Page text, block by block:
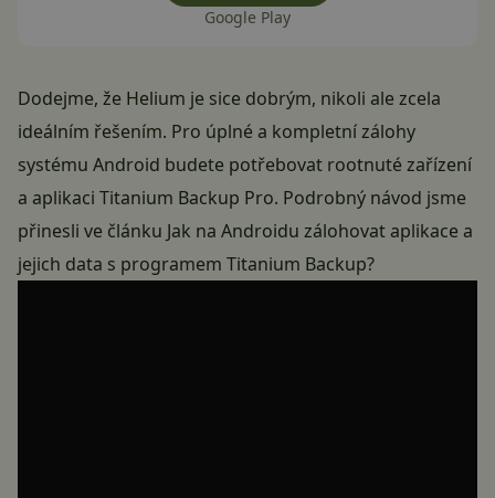
Google Play
Dodejme, že Helium je sice dobrým, nikoli ale zcela
ideálním řešením. Pro úplné a kompletní zálohy
systému Android budete potřebovat rootnuté zařízení
a aplikaci Titanium Backup Pro. Podrobný návod jsme
přinesli ve článku Jak na Androidu zálohovat aplikace a
jejich data s programem Titanium Backup?